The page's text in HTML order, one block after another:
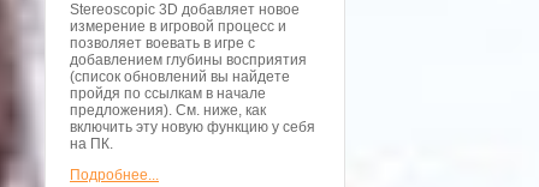
Stereoscopic 3D добавляет новое
измерение в игровой процесс и
позволяет воевать в игре с
добавлением глубины восприятия
(список обновлений вы найдете
пройдя по ссылкам в начале
предложения). См. ниже, как
включить эту новую функцию у себя
на ПК.
Подробнее...